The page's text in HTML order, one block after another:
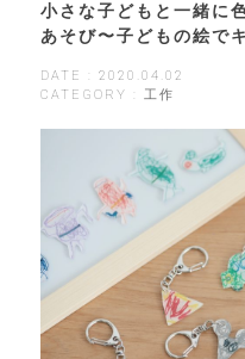
小さな子どもと一緒に
あそび〜子どもの絵で
DATE : 2020.04.02
CATEGORY : 工作